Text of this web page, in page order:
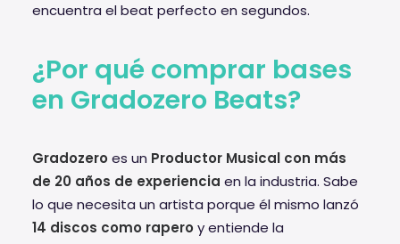
encuentra el beat perfecto en segundos.
¿Por qué comprar bases
en Gradozero Beats?
Gradozero es un Productor Musical con más
de 20 años de experiencia en la industria. Sabe
lo que necesita un artista porque él mismo lanzó
14 discos como rapero y entiende la